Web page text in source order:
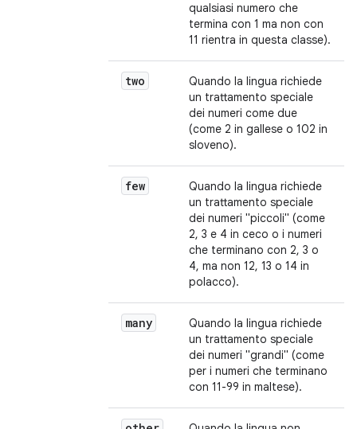
qualsiasi numero che
termina con 1 ma non con
11 rientra in questa classe).
two
Quando la lingua richiede
un trattamento speciale
dei numeri come due
(come 2 in gallese o 102 in
sloveno).
few
Quando la lingua richiede
un trattamento speciale
dei numeri "piccoli" (come
2, 3 e 4 in ceco o i numeri
che terminano con 2, 3 o
4, ma non 12, 13 o 14 in
polacco).
many
Quando la lingua richiede
un trattamento speciale
dei numeri "grandi" (come
per i numeri che terminano
con 11-99 in maltese).